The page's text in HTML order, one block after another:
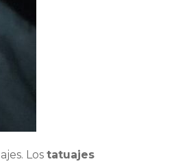
Los tatuajes